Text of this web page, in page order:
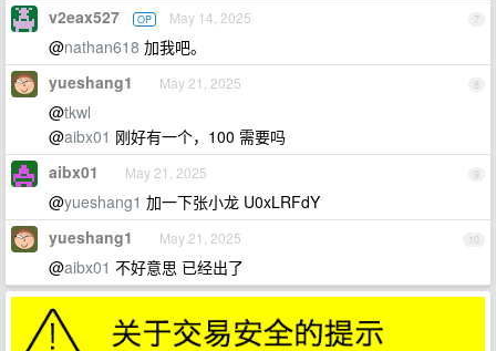
7
v2eax527 OP May 14, 2025
@nathan618 加我吧。
8
yueshang1 May 21, 2025
@tkwl
@aibx01 刚好有一个，100 需要吗
9
aibx01 May 21, 2025
@yueshang1 加一下张小龙 U0xLRFdY
10
yueshang1 May 21, 2025
@aibx01 不好意思 已经出了